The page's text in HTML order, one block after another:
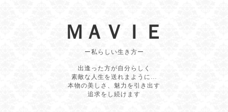
ＭＡＶＩＥ
ー私らしい生き方ー
出逢った方が自分らしく
素敵な人生を送れまように…
本物の美しさ、魅力を引き出す
追求をし続けます